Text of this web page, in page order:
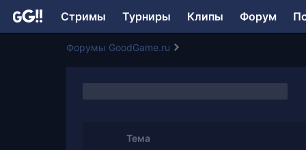
Стримы Турниры Клипы Форум
Форумы GoodGame.ru
Тема